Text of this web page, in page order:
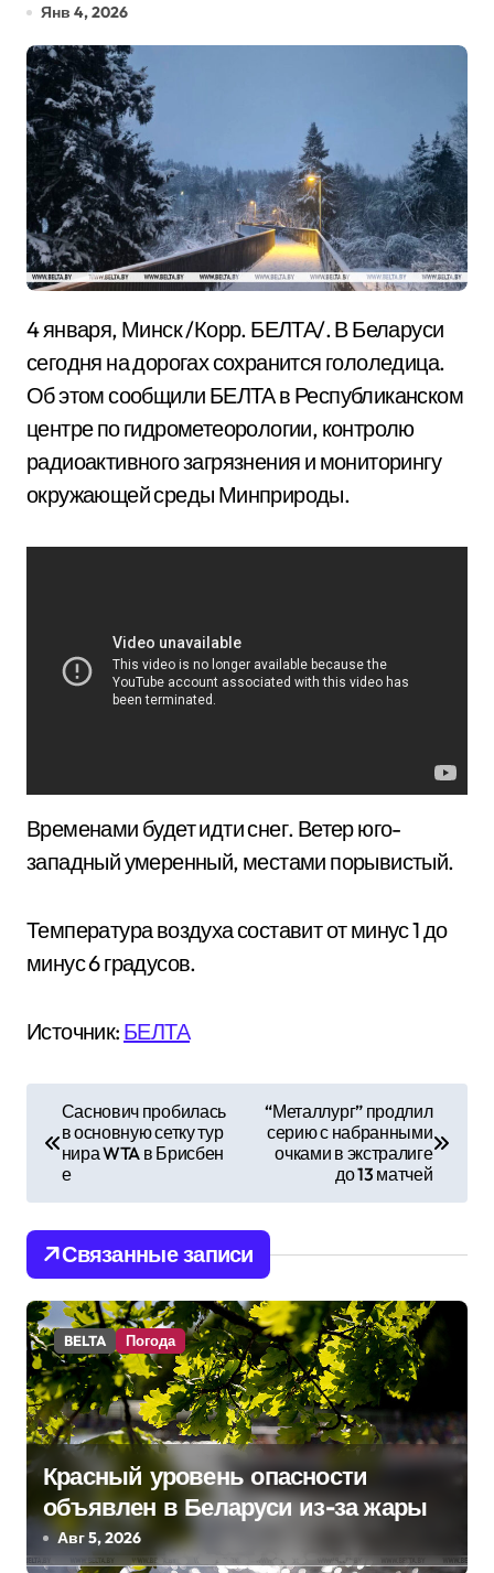
Янв 4, 2026
4 января, Минск /Корр. БЕЛТА/. В Беларуси
сегодня на дорогах сохранится гололедица.
Об этом сообщили БЕЛТА в Республиканском
центре по гидрометеорологии, контролю
радиоактивного загрязнения и мониторингу
окружающей среды Минприроды.
Временами будет идти снег. Ветер юго-
западный умеренный, местами порывистый.
Температура воздуха составит от минус 1 до
минус 6 градусов.
Источник: БЕЛТА
в
и
г
а
ц
и
я
п
о
Саснович пробилась
в основную сетку тур
нира WTA в Брисбен
е
“Металлург” продлил
серию с набранными
очками в экстралиге
до 13 матчей
Связанные записи
BELTA Погода
Красный уровень опасности
объявлен в Беларуси из-за жары
Авг 5, 2026